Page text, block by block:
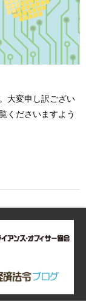
大変申し訳ござい
くださいますよう